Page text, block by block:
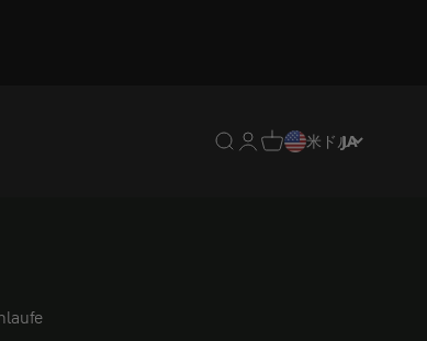
翻訳がありません:
翻訳がありません:
翻訳がありません:
米ドル
JA